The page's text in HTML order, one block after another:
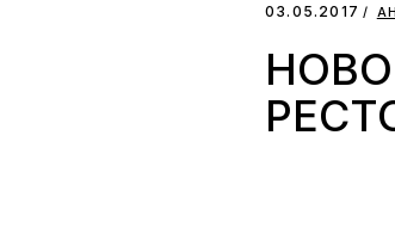
03.05.2017